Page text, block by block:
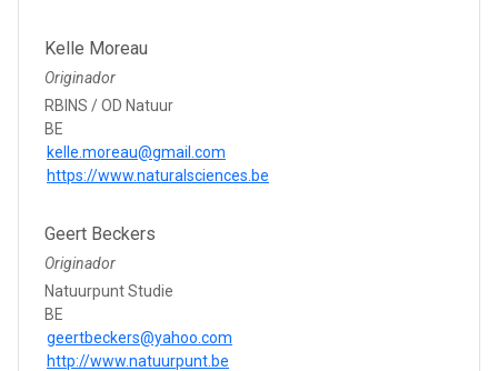
Kelle Moreau
Originador
RBINS / OD Natuur
BE
kelle.moreau@gmail.com
https://www.naturalsciences.be
Geert Beckers
Originador
Natuurpunt Studie
BE
geertbeckers@yahoo.com
http://www.natuurpunt.be